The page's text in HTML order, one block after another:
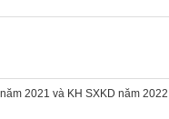
2021 và KH SXKD năm 2022